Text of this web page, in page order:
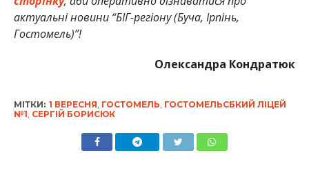
актуальні новини “БІГ-регіону (Буча, Ірпінь,
Гостомель)”!
Олександра Кондратюк
МІТКИ: 1 ВЕРЕСНЯ, ГОСТОМЕЛЬ, ГОСТОМЕЛЬСБКИЙ ЛІЦЕЙ
№1, СЕРГІЙ БОРИСЮК